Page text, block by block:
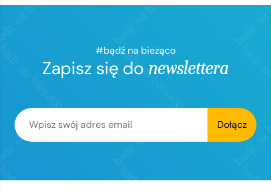
#bądź na bieżąco
Zapisz się do newslettera
Dołącz